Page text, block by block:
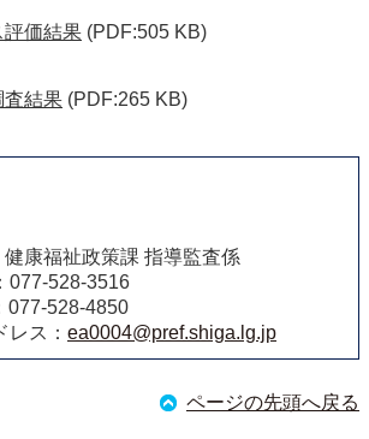
評価結果 (PDF:505 KB)
査結果 (PDF:265 KB)
康福祉政策課 指導監査係
077-528-3516
077-528-4850
レス： ea0004@pref.shiga.lg.jp
ページの先頭へ戻る